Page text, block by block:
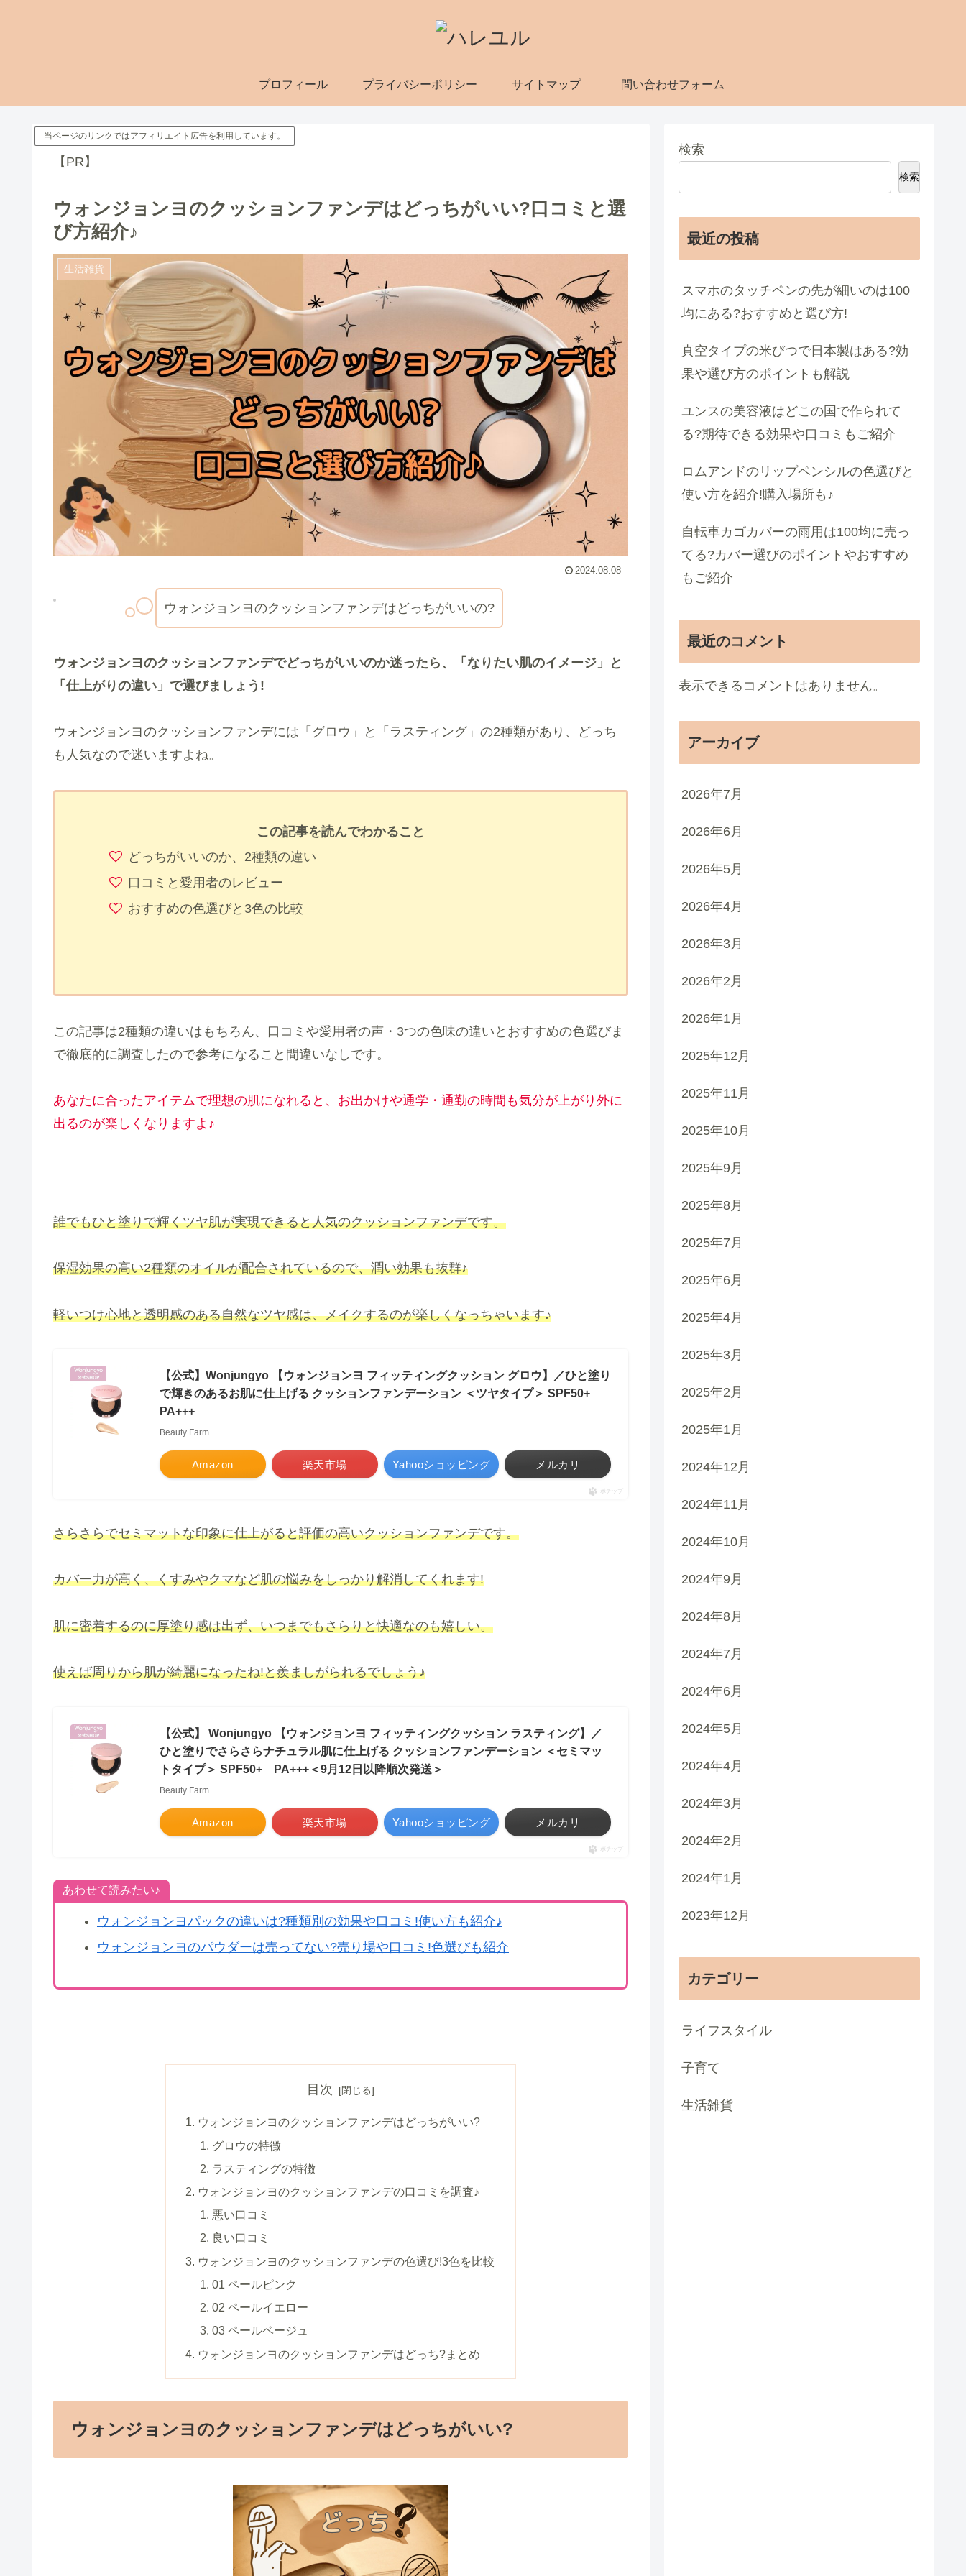
プロフィール プライバシーポリシー サイトマップ 問い合わせフォーム
当ページのリンクではアフィリエイト広告を利用しています。
【PR】
ウォンジョンヨのクッションファンデはどっちがいい?口コミと選
び方紹介♪
生活雑貨
2024.08.08
ウォンジョンヨのクッションファンデはどっちがいいの?
ウォンジョンヨのクッションファンデでどっちがいいのか迷ったら、「なりたい肌のイメージ」と
「仕上がりの違い」で選びましょう!
ウォンジョンヨのクッションファンデには「グロウ」と「ラスティング」の2種類があり、どっち
も人気なので迷いますよね。
この記事を読んでわかること
どっちがいいのか、2種類の違い
口コミと愛用者のレビュー
おすすめの色選びと3色の比較
この記事は2種類の違いはもちろん、口コミや愛用者の声・3つの色味の違いとおすすめの色選びま
で徹底的に調査したので参考になること間違いなしです。
あなたに合ったアイテムで理想の肌になれると、お出かけや通学・通勤の時間も気分が上がり外に
出るのが楽しくなりますよ♪
誰でもひと塗りで輝くツヤ肌が実現できると人気のクッションファンデです。
保湿効果の高い2種類のオイルが配合されているので、潤い効果も抜群♪
軽いつけ心地と透明感のある自然なツヤ感は、メイクするのが楽しくなっちゃいます♪
【公式】Wonjungyo 【ウォンジョンヨ フィッティングクッション グロウ】／ひと塗り
で輝きのあるお肌に仕上げる クッションファンデーション ＜ツヤタイプ＞ SPF50+
PA+++
Beauty Farm
Amazon 楽天市場 Yahooショッピング メルカリ
ポチップ
さらさらでセミマットな印象に仕上がると評価の高いクッションファンデです。
カバー力が高く、くすみやクマなど肌の悩みをしっかり解消してくれます!
肌に密着するのに厚塗り感は出ず、いつまでもさらりと快適なのも嬉しい。
使えば周りから肌が綺麗になったね!と羨ましがられるでしょう♪
【公式】 Wonjungyo 【ウォンジョンヨ フィッティングクッション ラスティング】／
ひと塗りでさらさらナチュラル肌に仕上げる クッションファンデーション ＜セミマッ
トタイプ＞ SPF50+ PA+++＜9月12日以降順次発送＞
Beauty Farm
Amazon 楽天市場 Yahooショッピング メルカリ
ポチップ
あわせて読みたい♪
ウォンジョンヨパックの違いは?種類別の効果や口コミ!使い方も紹介♪
ウォンジョンヨのパウダーは売ってない?売り場や口コミ!色選びも紹介
目次
ウォンジョンヨのクッションファンデはどっちがいい?
グロウの特徴
ラスティングの特徴
ウォンジョンヨのクッションファンデの口コミを調査♪
悪い口コミ
良い口コミ
ウォンジョンヨのクッションファンデの色選び!3色を比較
01 ペールピンク
02 ペールイエロー
03 ペールベージュ
ウォンジョンヨのクッションファンデはどっち?まとめ
ウォンジョンヨのクッションファンデはどっちがいい?
検索
検索
最近の投稿
スマホのタッチペンの先が細いのは100
均にある?おすすめと選び方!
真空タイプの米びつで日本製はある?効
果や選び方のポイントも解説
ユンスの美容液はどこの国で作られて
る?期待できる効果や口コミもご紹介
ロムアンドのリップペンシルの色選びと
使い方を紹介!購入場所も♪
自転車カゴカバーの雨用は100均に売っ
てる?カバー選びのポイントやおすすめ
もご紹介
最近のコメント
表示できるコメントはありません。
アーカイブ
2026年7月
2026年6月
2026年5月
2026年4月
2026年3月
2026年2月
2026年1月
2025年12月
2025年11月
2025年10月
2025年9月
2025年8月
2025年7月
2025年6月
2025年4月
2025年3月
2025年2月
2025年1月
2024年12月
2024年11月
2024年10月
2024年9月
2024年8月
2024年7月
2024年6月
2024年5月
2024年4月
2024年3月
2024年2月
2024年1月
2023年12月
カテゴリー
ライフスタイル
子育て
生活雑貨